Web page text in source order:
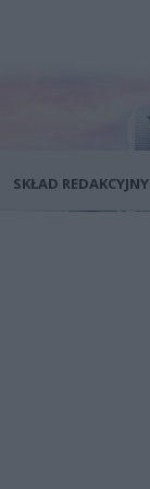
SKŁAD REDAKCYJNY